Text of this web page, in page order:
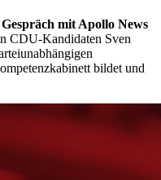
mit Apollo News
CDU-Kandidaten Sven
bildet und